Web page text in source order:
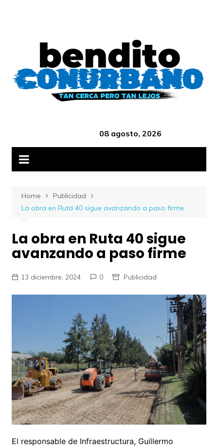
08 agosto, 2026
Home
Publicidad
La obra en Ruta 40 sigue avanzando a paso firme
La obra en Ruta 40 sigue
avanzando a paso firme
13 diciembre, 2024 0 Publicidad
El responsable de Infraestructura, Guillermo